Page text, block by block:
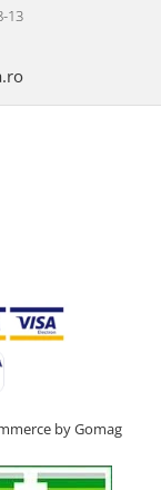
13
by Gomag